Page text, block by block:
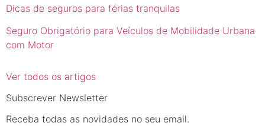
Dicas de seguros para férias tranquilas
Seguro Obrigatório para Veículos de Mobilidade Urbana
com Motor
Ver todos os artigos
Subscrever Newsletter
Receba todas as novidades no seu email.